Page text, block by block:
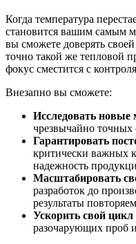
Когда температура
становится вашим самым
вы сможете доверять
точно такой же тепловой
фокус сместится с
Внезапно вы сможете:
Исследовать новые
чрезвычайно точных
Гарантировать
критически важных
надежность
Масштабировать
разработок до
результаты
Ускорить свой цикл
разочарующих проб